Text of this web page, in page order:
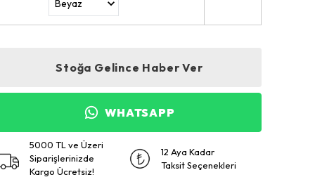
Stoğa Gelince Haber Ver
WHATSAPP
5000 TL ve Üzeri
Siparişlerinizde
Kargo Ücretsiz!
12 Aya Kadar
Taksit Seçenekleri